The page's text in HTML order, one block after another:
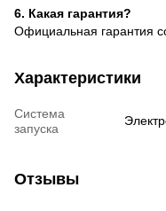
6. Какая гарантия?
Официальная гарантия
Характеристики
Система
запуска
Отзывы